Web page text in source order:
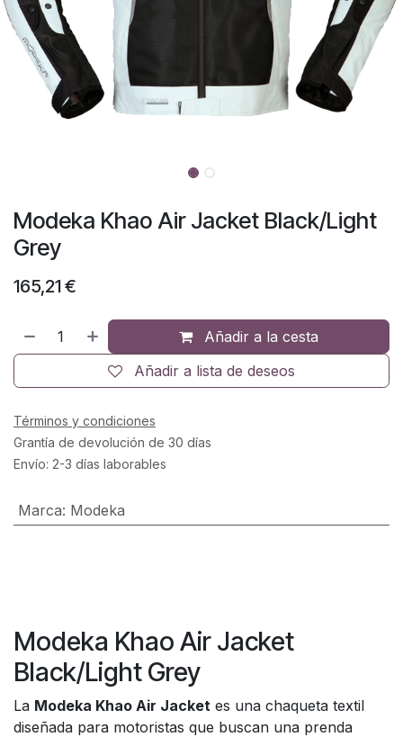
Modeka Khao Air Jacket Black/Light
Grey
165,21€
Añadir a la cesta
Añadir a lista de deseos
Términos y condiciones
Grantía de devolución de 30 días
Envío: 2-3 días laborables
Marca: Modeka
Modeka Khao Air Jacket
Black/Light Grey
La Modeka Khao Air Jacket es una chaqueta textil
diseñada para motoristas que buscan una prenda